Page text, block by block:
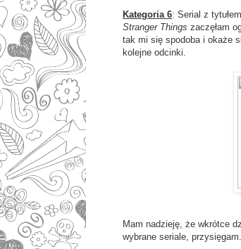
Kategoria 6: Serial z
Stranger Things zaczęłam
tak mi się spodoba i okaże
kolejne odcinki.
Mam nadzieję, że wkrótce
wybrane seriale,